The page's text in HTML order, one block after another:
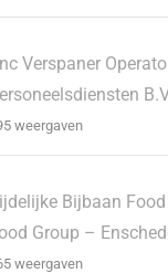
Verspaner
weergaven
Bijbaan
Group –
weergaven